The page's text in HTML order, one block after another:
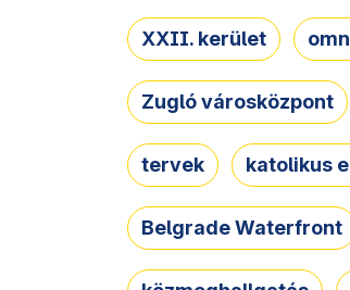
XXII. kerület
Zugló városközpont
tervek katolikus
Belgrade Waterfront